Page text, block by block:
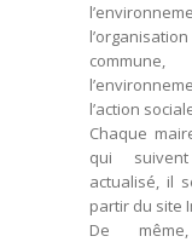
l’action
Chaque
qui
actualisé, il
partir du site
De